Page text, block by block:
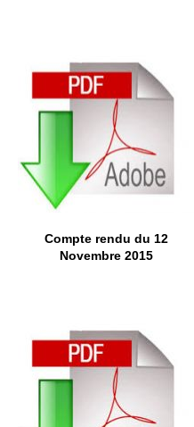
Compte rendu du 12
Novembre 2015